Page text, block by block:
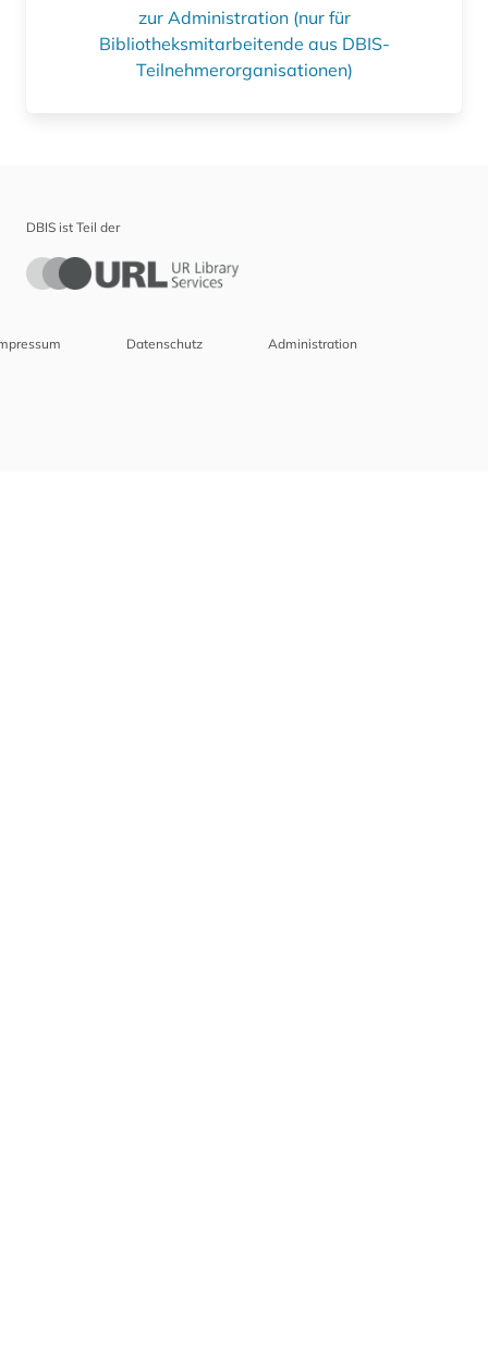
zur Administration (nur für
Bibliotheksmitarbeitende aus DBIS-
Teilnehmerorganisationen)
DBIS ist Teil der
Datenschutz Administration